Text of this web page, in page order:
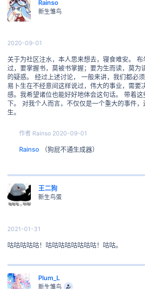
Rainso
新生雏鸟
2020-09-01
关于为社区注水，本人思来想去，寝食难安。
过，要掌握书，莫被书掌握；要为生而读，莫为
的疑惑。 经过上述讨论， 一般来讲，我们都必须
易卜生在不经意间这样说过，伟大的事业，需要
感。我希望诸位也能好好地体会这句话。 带着
下。 对我个人而言，不仅仅是一个重大的事件
生。
作者 Rainso 2020-09-01
Rainso （狗屁不通生成器）
王二狗
新生鸟蛋
2021-01-31
咕咕咕咕咕！咕咕咕咕咕咕咕咕！咕咕。
Plum_L
新生雏鸟